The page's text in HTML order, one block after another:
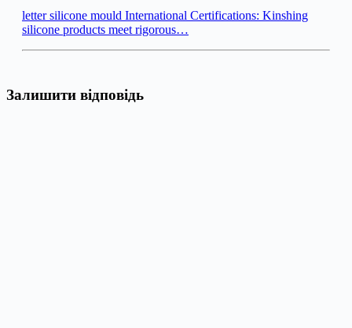
letter silicone mould International Certifications: Kinshing
silicone products meet rigorous…
Залишити відповідь